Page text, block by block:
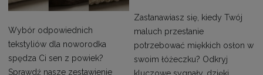
Wybór odpowiednich
tekstyliów dla noworodka
spędza Ci sen z powiek?
Sprawdź nasze zestawienie
Zastanawiasz się, kiedy Twój
maluch przestanie
potrzebować miękkich osłon w
swoim łóżeczku? Odkryj
kluczowe sygnały, dzięki